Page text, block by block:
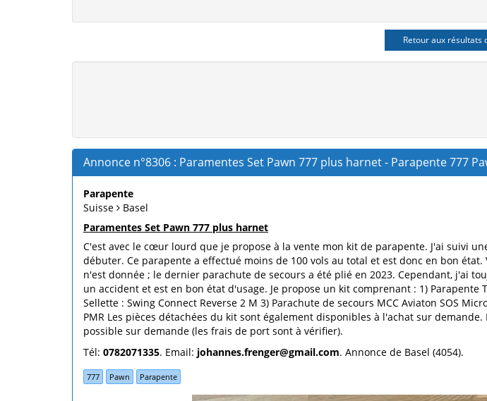
Retour aux résultats
Annonce n°8306 : Paramentes Set Pawn 777 plus harnet - Parapente 777
Parapente
Suisse
Basel
Paramentes Set Pawn 777 plus harnet
C'est avec le cœur lourd que je propose à la vente mon kit de parapente. J'ai suivi
débuter. Ce parapente a effectué moins de 100 vols au total et est donc en bon
n'est donnée ; le dernier parachute de secours a été plié en 2023. Cependant, j'ai
un accident et est en bon état d'usage. Je propose un kit comprenant : 1) Parapente
Sellette : Swing Connect Reverse 2 M 3) Parachute de secours MCC Aviaton SOS
PMR Les pièces détachées du kit sont également disponibles à l'achat sur
possible sur demande (les frais de port sont à vérifier).
Tél: 0782071335. Email: johannes.frenger@gmail.com. Annonce de Basel (4054).
777 Pawn Parapente